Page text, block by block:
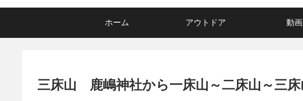
ホーム アウトドア 動画
三床山 鹿嶋神社から一床山～二床山～三